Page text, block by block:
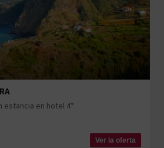
estancia en hotel 4*
Ver la oferta